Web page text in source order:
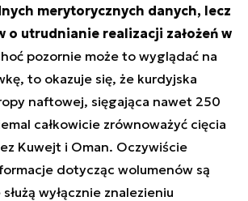
merytorycznych danych, lecz
o utrudnianie realizacji założeń w
pozornie może to wyglądać na
to okazuje się, że kurdyjska
naftowej, sięgająca nawet 250
całkowicie zrównoważyć cięcia
Kuwejt i Oman. Oczywiście
dotycząc wolumenów są
wyłącznie znalezieniu